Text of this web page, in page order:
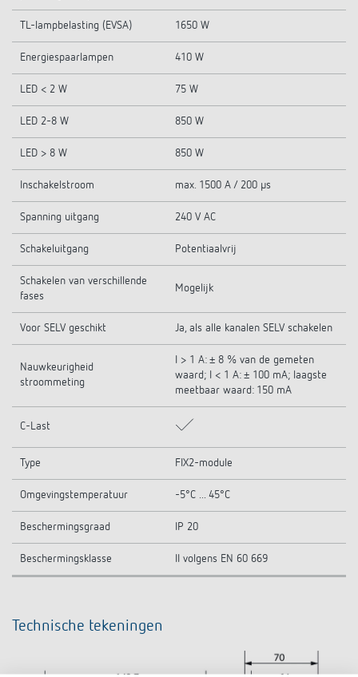
TL-lampbelasting (EVSA) 1650 W
Energiespaarlampen 410 W
LED < 2 W 75 W
LED 2-8 W 850 W
LED > 8 W 850 W
Inschakelstroom max. 1500 A / 200 µs
Spanning uitgang 240 V AC
Schakeluitgang Potentiaalvrij
Schakelen van verschillende
fases
Mogelijk
Voor SELV geschikt Ja, als alle kanalen SELV schakelen
Nauwkeurigheid
stroommeting
I > 1 A: ± 8 % van de gemeten
waard; I < 1 A: ± 100 mA; laagste
meetbaar waard: 150 mA
C-Last
Type FIX2-module
Omgevingstemperatuur -5°C ... 45°C
Beschermingsgraad IP 20
Beschermingsklasse II volgens EN 60 669
Technische tekeningen